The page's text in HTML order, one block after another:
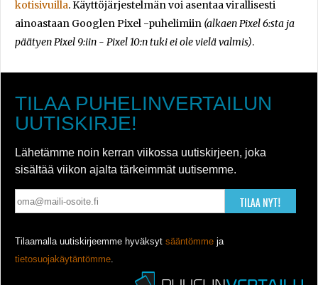
kotisivuilla. Käyttöjärjestelmän voi asentaa virallisesti
ainoastaan Googlen Pixel -puhelimiin (alkaen Pixel 6:sta ja
päätyen Pixel 9:iin - Pixel 10:n tuki ei ole vielä valmis).
TILAA PUHELINVERTAILUN
UUTISKIRJE!
Lähetämme noin kerran viikossa uutiskirjeen, joka
sisältää viikon ajalta tärkeimmät uutisemme.
TILAA NYT!
Tilaamalla uutiskirjeemme hyväksyt sääntömme ja
tietosuojakäytäntömme.